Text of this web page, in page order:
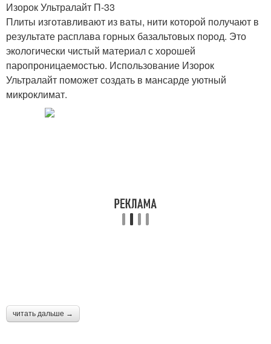
Изорок Ультралайт П-33
Плиты изготавливают из ваты, нити которой получают в
результате расплава горных базальтовых пород. Это
экологически чистый материал с хорошей
паропроницаемостью. Использование Изорок
Ультралайт поможет создать в мансарде уютный
микроклимат.
читать дальше →